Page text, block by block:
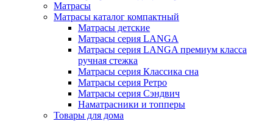
Матрасы
Матрасы каталог компактный
Матрасы детские
Матрасы серия LANGA
Матрасы серия LANGA премиум класса
ручная стежка
Матрасы серия Классика сна
Матрасы серия Ретро
Матрасы серия Сэндвич
Наматрасники и топперы
Товары для дома